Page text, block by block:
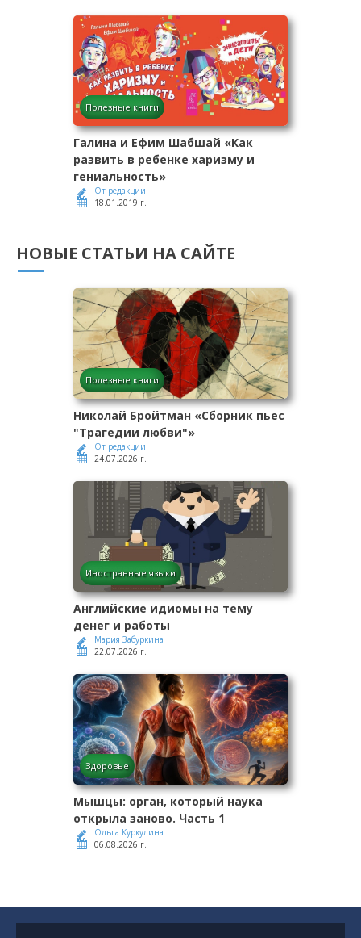
Полезные книги
Галина и Ефим Шабшай «Как
развить в ребенке харизму и
гениальность»
От редакции
18.01.2019 г.
НОВЫЕ СТАТЬИ НА САЙТЕ
Полезные книги
Николай Бройтман «Сборник пьес
"Трагедии любви"»
От редакции
24.07.2026 г.
Иностранные языки
Английские идиомы на тему
денег и работы
Мария Забуркина
22.07.2026 г.
Здоровье
Мышцы: орган, который наука
открыла заново. Часть 1
Ольга Куркулина
06.08.2026 г.